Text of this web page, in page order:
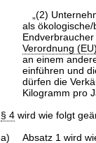
„(2)
als
Verordnung
an einem
einführen und
dürfen die
Kilogramm pro
§ 4wird wie folgt
a)
Absatz 1 wird